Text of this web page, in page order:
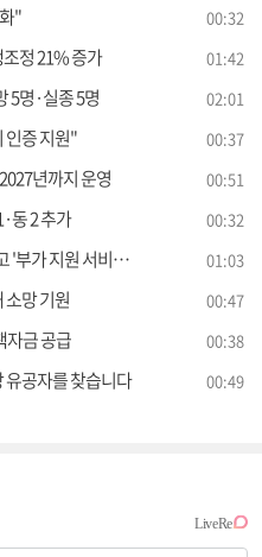
" 00:32
정 21% 증가 01:42
5명·실종 5명 02:01
인증 지원" 00:37
년까지 운영 00:51
동 2 추가 00:32
지원 서비스' 낮아 01:03
소망 기원 00:47
자금 공급 00:38
유공자를 찾습니다 00:49